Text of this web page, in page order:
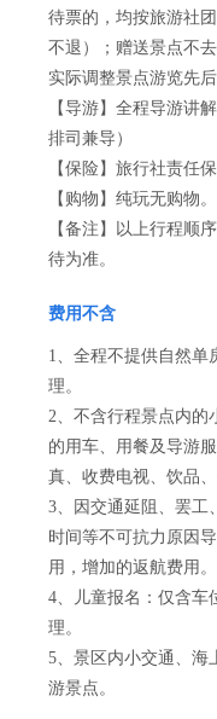
待票的，均按旅游社
不退）；赠送景点不
实际调整景点游览先后
【导游】全程导游讲
排司兼导）
【保险】旅行社责任
【购物】纯玩无购物。
【备注】以上行程顺
待为准。
费用不含
1、全程不提供自然单
理。
2、不含行程景点内的
的用车、用餐及导游
真、收费电视、饮品
3、因交通延阻、罢工
时间等不可抗力原因
用，增加的返航费用。
4、儿童报名：仅含车
理。
5、景区内小交通、海
游景点。